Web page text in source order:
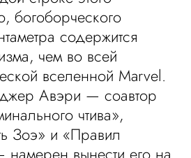
богоборческого
содержится
чем во всей
вселенной Marvel.
Авэри — соавтор
чтива»,
Зоэ» и «Правил